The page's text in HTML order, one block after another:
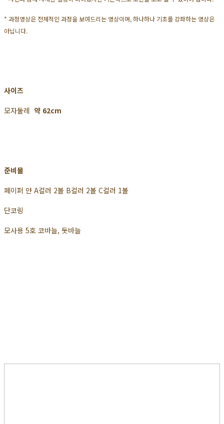
* 과정영상은 전체적인 과정을 보여드리는 영상이며, 하나하나 기초를 강좌하는 영상은
아닙니다.
사이즈
모자둘레 약 62cm
준비물
페이퍼 얀 A컬러 2볼 B컬러 2볼 C컬러 1볼
단코링
모사용 5호 코바늘, 돗바늘